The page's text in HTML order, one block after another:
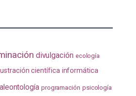
divulgación ecología
científica informática
programación psicología